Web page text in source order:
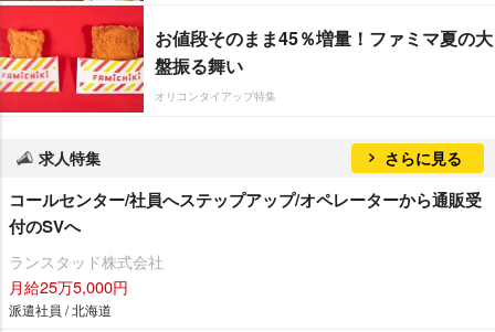
お値段そのまま45％増量！ファミマ夏の大
盤振る舞い
オリコンタイアップ特集
求人特集 さらに見る
コールセンター/社員へステップアップ/オペレーターから通販受
付のSVへ
ランスタッド株式会社
月給25万5,000円
派遣社員 / 北海道